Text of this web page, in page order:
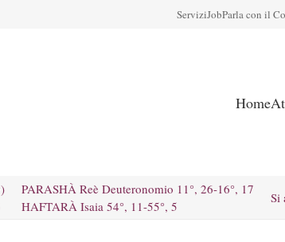
ServiziJobParla con il
Home
PARASHÀ Reè Deuteronomio 11°, 26-16°, 17
HAFTARÀ Isaia 54°, 11-55°, 5
Si